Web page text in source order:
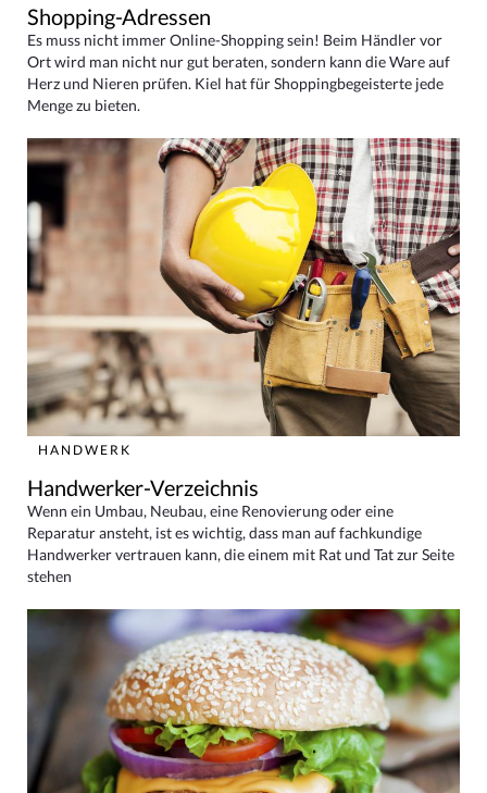
Shopping-Adressen
Es muss nicht immer Online-Shopping sein! Beim Händler vor
Ort wird man nicht nur gut beraten, sondern kann die Ware auf
Herz und Nieren prüfen. Kiel hat für Shoppingbegeisterte jede
Menge zu bieten.
HANDWERK
Handwerker-Verzeichnis
Wenn ein Umbau, Neubau, eine Renovierung oder eine
Reparatur ansteht, ist es wichtig, dass man auf fachkundige
Handwerker vertrauen kann, die einem mit Rat und Tat zur Seite
stehen